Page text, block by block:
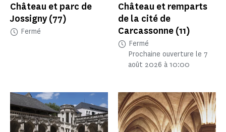
Château et parc de
Jossigny(77)
Fermé
Château et remparts
de la cité de
Carcassonne (11)
Fermé
Prochaine ouverture le 7
août 2026 à 10:00